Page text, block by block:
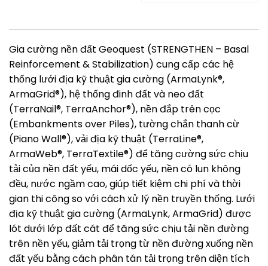
Gia cường nền đất Geoquest (STRENGTHEN – Basal
Reinforcement & Stabilization) cung cấp các hệ
thống lưới địa kỹ thuật gia cường (ArmaLynk®,
ArmaGrid®), hệ thống đinh đất và neo đất
(TerraNail®, TerraAnchor®), nền đắp trên cọc
(Embankments over Piles), tường chắn thanh cừ
(Piano Wall®), vải địa kỹ thuật (TerraLine®,
ArmaWeb®, TerraTextile®) để tăng cường sức chịu
tải của nền đất yếu, mái dốc yếu, nền có lun không
đều, nước ngầm cao, giúp tiết kiệm chi phí và thời
gian thi công so với cách xử lý nền truyền thống. Lưới
địa kỹ thuật gia cường (ArmaLynk, ArmaGrid) được
lót dưới lớp đất cát để tăng sức chịu tải nền đường
trên nền yếu, giảm tải trọng từ nền đường xuống nền
đất yếu bằng cách phân tán tải trọng trên diện tích